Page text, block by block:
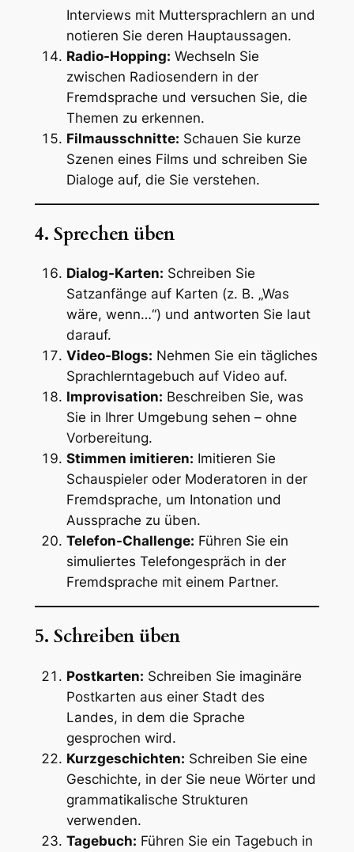
Interviews mit Muttersprachlern an und
notieren Sie deren Hauptaussagen.
Radio-Hopping: Wechseln Sie
zwischen Radiosendern in der
Fremdsprache und versuchen Sie, die
Themen zu erkennen.
Filmausschnitte: Schauen Sie kurze
Szenen eines Films und schreiben Sie
Dialoge auf, die Sie verstehen.
4. Sprechen üben
Dialog-Karten: Schreiben Sie
Satzanfänge auf Karten (z. B. „Was
wäre, wenn…“) und antworten Sie laut
darauf.
Video-Blogs: Nehmen Sie ein tägliches
Sprachlerntagebuch auf Video auf.
Improvisation: Beschreiben Sie, was
Sie in Ihrer Umgebung sehen – ohne
Vorbereitung.
Stimmen imitieren: Imitieren Sie
Schauspieler oder Moderatoren in der
Fremdsprache, um Intonation und
Aussprache zu üben.
Telefon-Challenge: Führen Sie ein
simuliertes Telefongespräch in der
Fremdsprache mit einem Partner.
5. Schreiben üben
Postkarten: Schreiben Sie imaginäre
Postkarten aus einer Stadt des
Landes, in dem die Sprache
gesprochen wird.
Kurzgeschichten: Schreiben Sie eine
Geschichte, in der Sie neue Wörter und
grammatikalische Strukturen
verwenden.
Tagebuch: Führen Sie ein Tagebuch in